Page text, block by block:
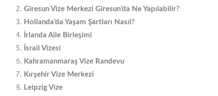
Giresun Vize Merkezi Giresun’da Ne Yapılabilir?
Hollanda’da Yaşam Şartları Nasıl?
İrlanda Aile Birleşimi
İsrail Vizesi
Kahramanmaraş Vize Randevu
Kırşehir Vize Merkezi
Leipzig Vize